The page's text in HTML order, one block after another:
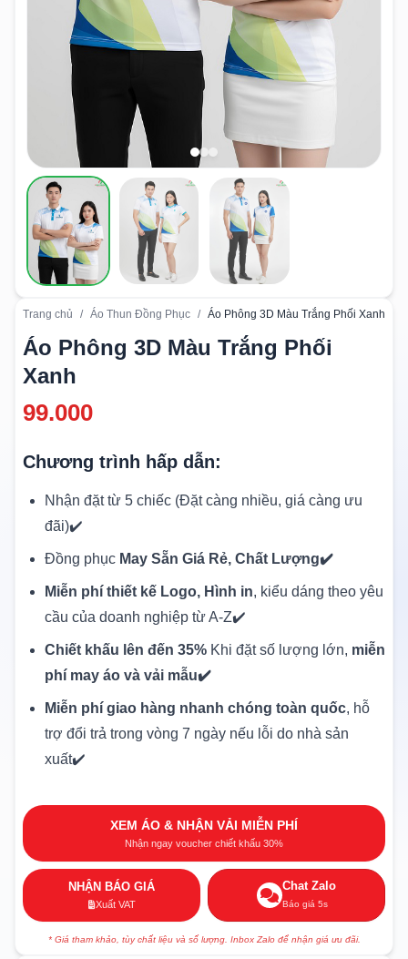
Trang chủ / Áo Thun Đồng Phục / Áo Phông 3D Màu Trắng Phối Xanh
Áo Phông 3D Màu Trắng Phối
Xanh
99.000
Chương trình hấp dẫn:
Nhận đặt từ 5 chiếc (Đặt càng nhiều, giá càng ưu
đãi)✔️
Đồng phục May Sẵn Giá Rẻ, Chất Lượng✔️
Miễn phí thiết kế Logo, Hình in, kiểu dáng theo yêu
cầu của doanh nghiệp từ A-Z✔️
Chiết khấu lên đến 35% Khi đặt số lượng lớn, miễn
phí may áo và vải mẫu✔️
Miễn phí giao hàng nhanh chóng toàn quốc, hỗ
trợ đổi trả trong vòng 7 ngày nếu lỗi do nhà sản
xuất✔️
XEM ÁO & NHẬN VẢI MIỄN PHÍ
Nhận ngay voucher chiết khấu 30%
NHẬN BÁO GIÁ
Xuất VAT
Chat Zalo
Báo giá 5s
* Giá tham khảo, tùy chất liệu và số lượng. Inbox Zalo để nhận giá ưu đãi.